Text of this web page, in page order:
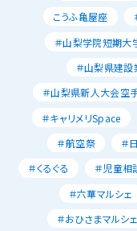
こうふ亀屋座
＃山梨学院短期大
＃山梨県建設
＃山梨県新人大会空
＃キャリメリSpace
＃航空祭
＃
＃くるぐる
＃児童相
＃六華マルシェ
＃おひさまマルシェ